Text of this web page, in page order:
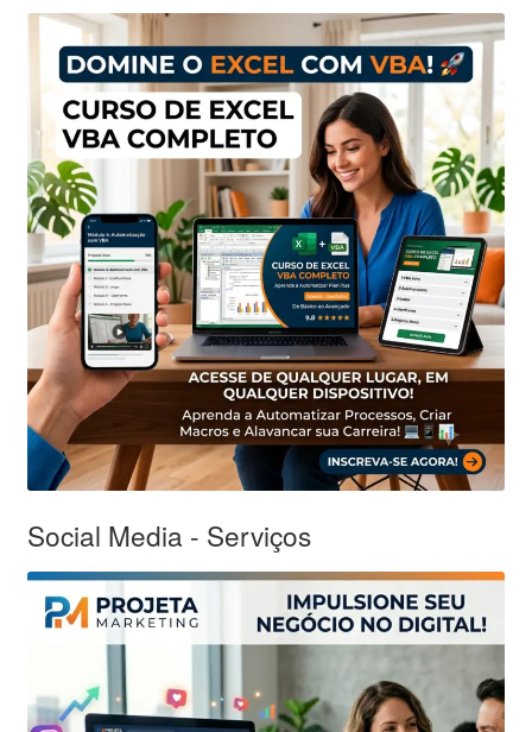
Social Media - Serviços